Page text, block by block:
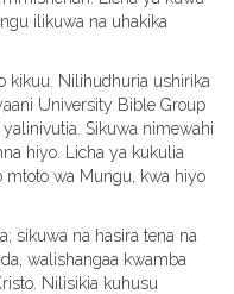
ilikuwa na uhakika
kikuu. Nilihudhuria ushirika
University Bible Group
Sikuwa nimewahi
hiyo. Licha ya kukulia
mtoto wa Mungu, kwa hiyo
sikuwa na hasira tena na
walishangaa kwamba
Nilisikia kuhusu